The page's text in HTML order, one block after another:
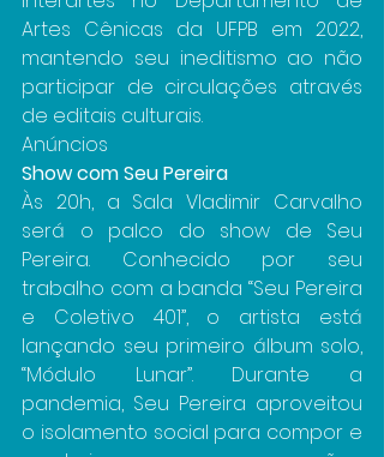
Artes Cênicas da UFPB em 2022,
mantendo seu ineditismo ao não
participar de circulações através
de editais culturais.
Anúncios
Show com Seu Pereira
Às 20h, a Sala Vladimir Carvalho
será o palco do show de Seu
Pereira. Conhecido por seu
trabalho com a banda “Seu Pereira
e Coletivo 401”, o artista está
lançando seu primeiro álbum solo,
“Módulo Lunar”. Durante a
pandemia, Seu Pereira aproveitou
o isolamento social para compor e